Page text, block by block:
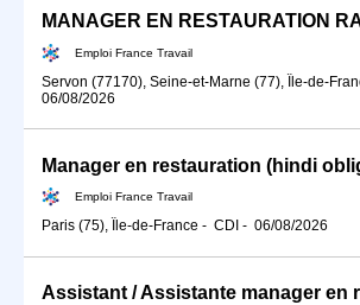
MANAGER EN RESTAURATION
Emploi France Travail
Servon (77170), Seine-et-Marne (77), Île-de-
06/08/2026
Emploi France Travail
Paris (75), Île-de-France - CDI - 06/08/2026